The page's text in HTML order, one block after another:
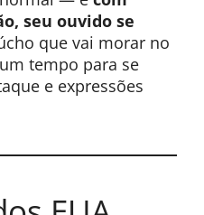
seu ouvido se
que vai morar no
tempo para se
e expressões